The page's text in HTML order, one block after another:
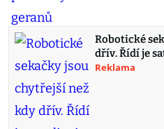
Robotické
dřív. Řídí je
Reklama